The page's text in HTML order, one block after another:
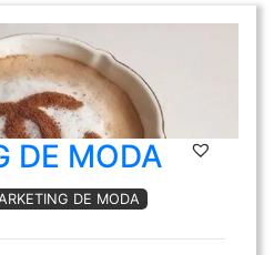
DE MODA
DE MODA